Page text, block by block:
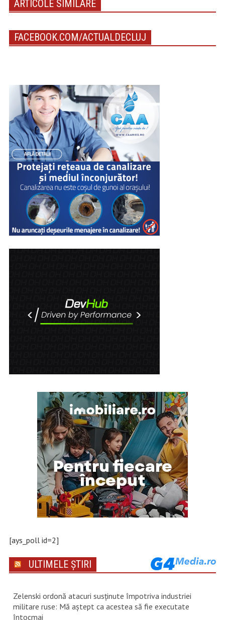
ARTICOLE SIMILARE
FACEBOOK.COM/ACTUALDECLUJ
[ays_poll id=2]
ULTIMELE ȘTIRI
Zelenski ordonă atacuri susţinute împotriva industriei
militare ruse: Mă aştept ca acestea să fie executate
întocmai